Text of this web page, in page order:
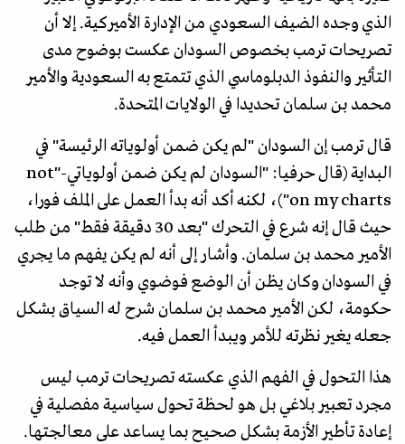
الذي وجده الضيف السعودي من الإدارة الأميركية. إلا أن
تصريحات ترمب بخصوص السودان عكست بوضوح مدى
التأثير والنفوذ الدبلوماسي الذي تتمتع به السعودية والأمير
محمد بن سلمان تحديدا في الولايات المتحدة.
قال ترمب إن السودان "لم يكن ضمن أولوياته الرئيسة" في
البداية (قال حرفيا: "السودان لم يكن ضمن أولوياتي-"not
on my charts")، لكنه أكد أنه بدأ العمل على الملف فورا،
حيث قال إنه شرع في التحرك "بعد 30 دقيقة فقط" من طلب
الأمير محمد بن سلمان. وأشار إلى أنه لم يكن يفهم ما يجري
في السودان وكان يظن أن الوضع فوضوي وأنه لا توجد
حكومة، لكن الأمير محمد بن سلمان شرح له السياق بشكل
جعله يغير نظرته للأمر ويبدأ العمل فيه.
هذا التحول في الفهم الذي عكسته تصريحات ترمب ليس
مجرد تعبير بلاغي بل هو لحظة تحول سياسية مفصلية في
إعادة تأطير الأزمة بشكل صحيح بما يساعد على معالجتها.